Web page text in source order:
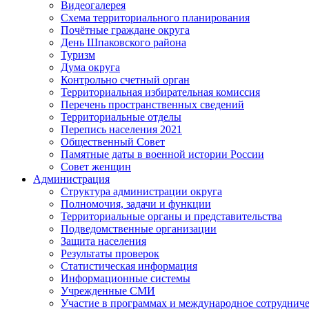
Видеогалерея
Схема территориального планирования
Почётные граждане округа
День Шпаковского района
Туризм
Дума округа
Контрольно счетный орган
Территориальная избирательная комиссия
Перечень пространственных сведений
Территориальные отделы
Перепись населения 2021
Общественный Совет
Памятные даты в военной истории России
Совет женщин
Администрация
Структура администрации округа
Полномочия, задачи и функции
Территориальные органы и представительства
Подведомственные организации
Защита населения
Результаты проверок
Статистическая информация
Информационные системы
Учрежденные СМИ
Участие в программах и международное